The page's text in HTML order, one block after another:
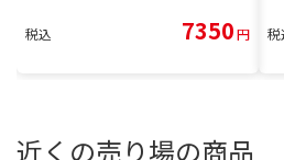
税込 7350円 税
近くの売り場の商品